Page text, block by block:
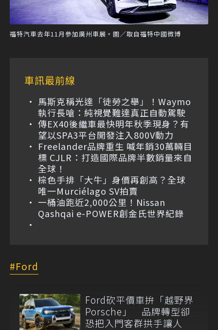
福特汽車去年11月參加廣州車展。圖／取自福特中國微博
車訊最前線
馬斯克稱光達「徒勞之舉」！Waymo
執行長嗆：純視覺難達真正自動駕駛
傳EX40後繼車最快明年秋季現身？有
望以SPA3平台開發注入800V動力
Freelander品牌重生 喊年銷30萬輛目
標 CJLR：打造國際品牌半數銷量來自
全球！
棕色手排「大牛」身價再創高？全球
唯一Murciélago SV拍賣
一桶油跑近2,000公里！Nissan
Qashqai e-POWER創金氏世界紀錄
Ford
Ford砍平價車拚「越野界
Porsche」 品牌轉型卻
恐把入門客群拱手讓人